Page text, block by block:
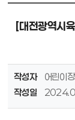
[대전광역시
작성자
어린이
작성일